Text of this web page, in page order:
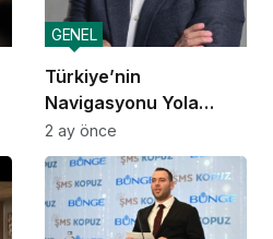
Türkiye’nin
Navigasyonu Yola
Çıkıyor
GENEL
2 ay önce